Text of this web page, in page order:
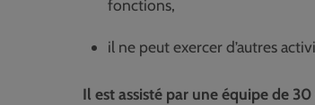
fonctions,
il ne peut exercer d’autres
Il est assisté par une équipe de